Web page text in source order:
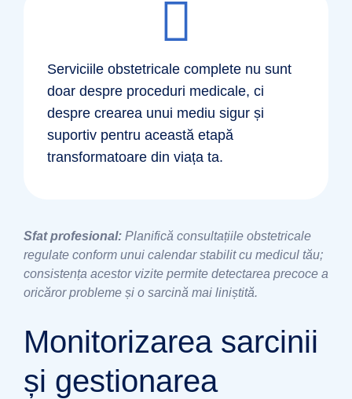
Serviciile obstetricale complete nu sunt
doar despre proceduri medicale, ci
despre crearea unui mediu sigur și
suportiv pentru această etapă
transformatoare din viața ta.
Sfat profesional: Planifică consultațiile obstetricale
regulate conform unui calendar stabilit cu medicul tău;
consistența acestor vizite permite detectarea precoce a
oricăror probleme și o sarcină mai liniștită.
Monitorizarea sarcinii
și gestionarea